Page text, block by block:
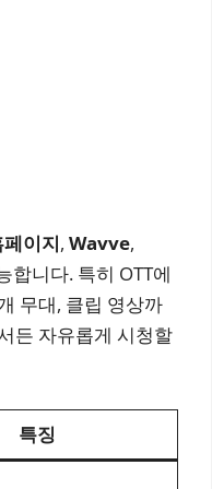
이지, Wavve,
합니다. 특히 OTT에
무대, 클립 영상까
든 자유롭게 시청할
특징